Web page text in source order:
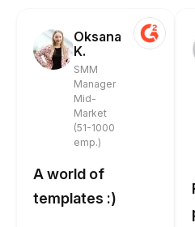
Oksana
K.
SMM
Manager
Mid-
Market
(51-1000
emp.)
A world of
templates :)